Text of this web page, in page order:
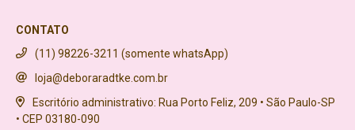
CONTATO
(11) 98226-3211 (somente whatsApp)
loja@deboraradtke.com.br
Escritório administrativo: Rua Porto Feliz, 209 • São Paulo-SP
• CEP 03180-090